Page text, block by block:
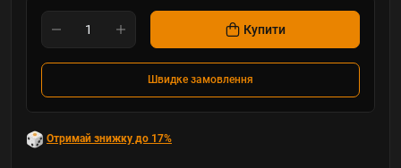
Купити
Швидке замовлення
Отримай знижку до 17%